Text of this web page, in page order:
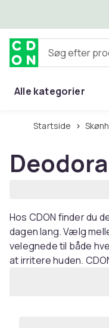
Søg efter
Alle kategorier
Hjem & have
Startside
Hos CDON finder du
dagen lang. Vælg
velegnede til både
at irritere huden.